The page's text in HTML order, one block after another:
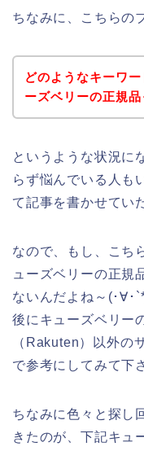
ちなみに、こちらの
どのようなキーワ
ーズベリーの正規
というような状況に
らず悩んでいる人も
て記事を書かせてい
なので、もし、こち
ューズベリーの正規
ないんだよね～(･∀･
後にキューズベリー
（Rakuten）以外の
で参考にしてみて下
ちなみに色々と探し
きたのが、下記キュ